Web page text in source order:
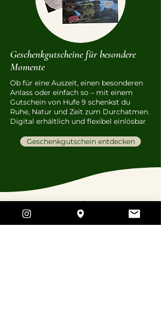
Geschenkgutscheine für besondere
Momente
Ob für eine Auszeit, einen besonderen
Anlass oder einfach so – mit einem
Gutschein von Hufe 9 schenkst du
Ruhe, Natur und Zeit zum Durchatmen.
Digital erhältlich und flexibel einlösbar
Geschenkgutschein entdecken
Newsletter